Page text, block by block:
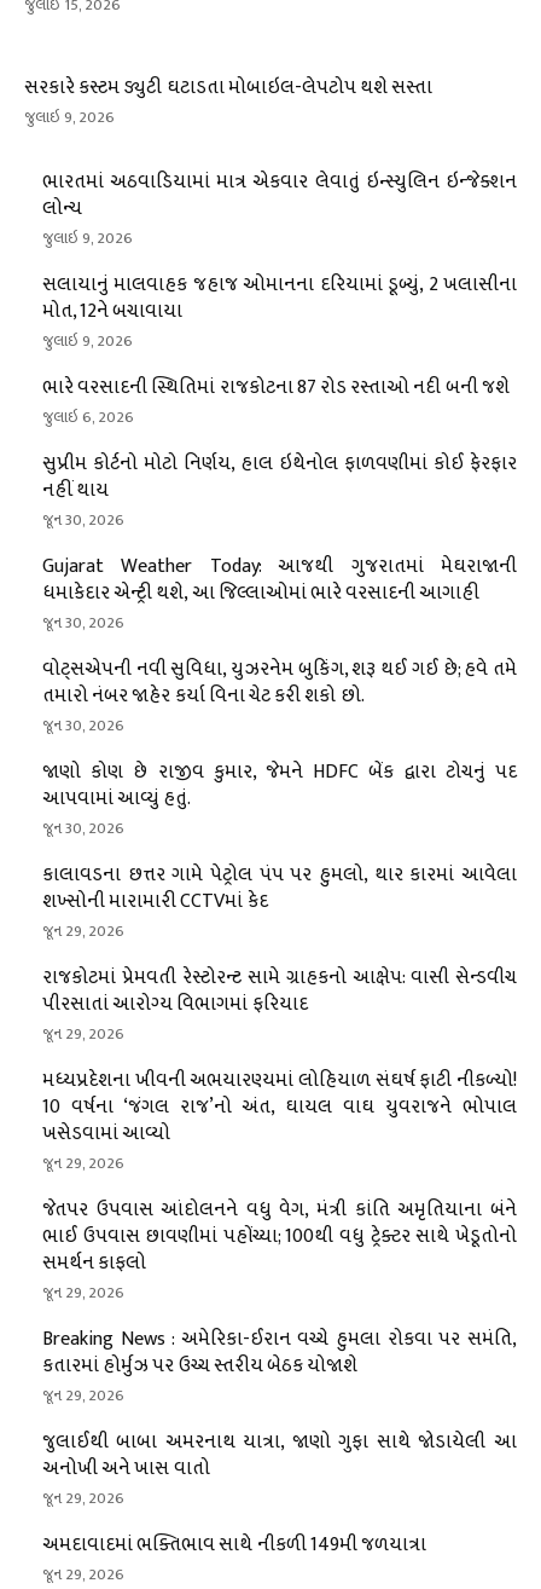
સરકારે કસ્ટમ ડ્યુટી ઘટાડતા મોબાઇલ-લેપટોપ થશે સસ્તા
જુલાઇ 9, 2026
ભારતમાં અઠવાડિયામાં માત્ર એકવાર લેવાતું ઇન્સ્યુલિન ઇન્જેક્શન
લોન્ચ
જુલાઇ 9, 2026
સલાયાનું માલવાહક જહાજ ઓમાનના દરિયામાં ડૂબ્યું, 2 ખલાસીના
મોત, 12ને બચાવાયા
જુલાઇ 9, 2026
ભારે વરસાદની સ્થિતિમાં રાજકોટના 87 રોડ રસ્તાઓ નદી બની જશે
જુલાઇ 6, 2026
સુપ્રીમ કોર્ટનો મોટો નિર્ણય, હાલ ઇથેનોલ ફાળવણીમાં કોઈ ફેરફાર
નહીં થાય
જૂન 30, 2026
Gujarat Weather Today: આજથી ગુજરાતમાં મેઘરાજાની
ધમાકેદાર એન્ટ્રી થશે, આ જિલ્લાઓમાં ભારે વરસાદની આગાહી
જૂન 30, 2026
વોટ્સએપની નવી સુવિધા, યુઝરનેમ બુકિંગ, શરૂ થઈ ગઈ છે; હવે તમે
તમારો નંબર જાહેર કર્યા વિના ચેટ કરી શકો છો.
જૂન 30, 2026
જાણો કોણ છે રાજીવ કુમાર, જેમને HDFC બેંક દ્વારા ટોચનું પદ
આપવામાં આવ્યું હતું.
જૂન 30, 2026
કાલાવડના છત્તર ગામે પેટ્રોલ પંપ પર હુમલો, થાર કારમાં આવેલા
શખ્સોની મારામારી CCTVમાં કેદ
જૂન 29, 2026
રાજકોટમાં પ્રેમવતી રેસ્ટોરન્ટ સામે ગ્રાહકનો આક્ષેપ: વાસી સેન્ડવીચ
પીરસાતાં આરોગ્ય વિભાગમાં ફરિયાદ
જૂન 29, 2026
મધ્યપ્રદેશના ખીવની અભયારણ્યમાં લોહિયાળ સંઘર્ષ ફાટી નીકળ્યો!
10 વર્ષના ‘જંગલ રાજ’નો અંત, ઘાયલ વાઘ યુવરાજને ભોપાલ
ખસેડવામાં આવ્યો
જૂન 29, 2026
જેતપર ઉપવાસ આંદોલનને વધુ વેગ, મંત્રી કાંતિ અમૃતિયાના બંને
ભાઈ ઉપવાસ છાવણીમાં પહોંચ્યા; 100થી વધુ ટ્રેક્ટર સાથે ખેડૂતોનો
સમર્થન કાફલો
જૂન 29, 2026
Breaking News : અમેરિકા-ઈરાન વચ્ચે હુમલા રોકવા પર સમંતિ,
કતારમાં હોર્મુઝ પર ઉચ્ચ સ્તરીય બેઠક યોજાશે
જૂન 29, 2026
જુલાઈથી બાબા અમરનાથ યાત્રા, જાણો ગુફા સાથે જોડાયેલી આ
અનોખી અને ખાસ વાતો
જૂન 29, 2026
અમદાવાદમાં ભક્તિભાવ સાથે નીકળી 149મી જળયાત્રા
જૂન 29, 2026